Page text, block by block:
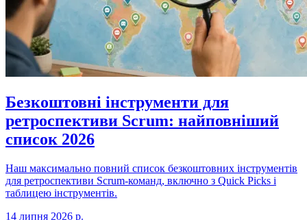
Безкоштовні інструменти для
ретроспективи Scrum: найповніший
список 2026
Наш максимально повний список безкоштовних інструментів
для ретроспективи Scrum-команд, включно з Quick Picks і
таблицею інструментів.
14 липня 2026 р.